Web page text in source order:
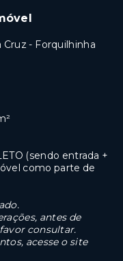
- Forquilhinha
(sendo entrada +
como parte de
antes de
consultar.
acesse o site